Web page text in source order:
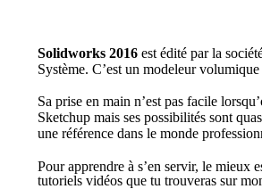
Solidworks 2016est édité par la
Système. C’est un modeleur volumique
Sa prise en main n’est pas facile
Sketchup mais ses possibilités sont
une référence dans le monde
Pour apprendre à s’en servir, le mieux
tutoriels vidéos que tu trouveras sur